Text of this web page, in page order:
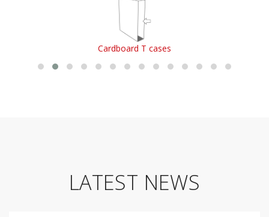
Cardboard T cases
LATEST NEWS